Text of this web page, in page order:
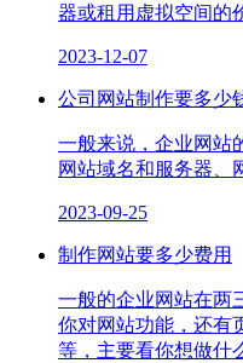
器或租用虚拟空间的
2023-12-07
公司网站制作要多少
一般来说，企业网站
网站域名和服务器、
2023-09-25
制作网站要多少费用
一般的企业网站在两
你对网站功能，还有
等，主要看你想做什